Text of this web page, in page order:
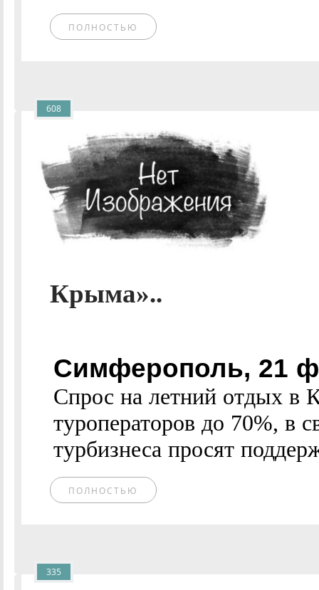
ПОЛНОСТЬЮ
Крыма»..
Симферополь, 21
Спрос на летний отдых в
туроператоров до 70%, в
турбизнеса просят
ПОЛНОСТЬЮ
608
335